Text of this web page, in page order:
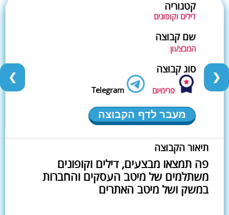
קטגוריה
דילים וקופונים
שם קבוצה
המבצעון
סוג קבוצה
פרימיום Telegram
מעבר לדף הקבוצה
תיאור הקבוצה
פה תמצאו מבצעים, דילים וקופונים
משתלמים של מיטב העסקים והחברות
במשק ושל מיטב האתרים
❮ ❯